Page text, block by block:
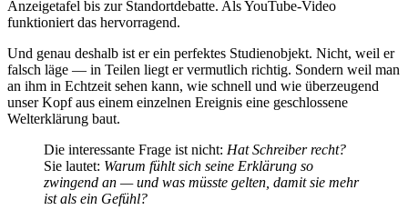
Anzeigetafel bis zur Standortdebatte. Als YouTube-Video
funktioniert das hervorragend.
Und genau deshalb ist er ein perfektes Studienobjekt. Nicht, weil er
falsch läge — in Teilen liegt er vermutlich richtig. Sondern weil man
an ihm in Echtzeit sehen kann, wie schnell und wie überzeugend
unser Kopf aus einem einzelnen Ereignis eine geschlossene
Welterklärung baut.
Die interessante Frage ist nicht: Hat Schreiber recht?
Sie lautet: Warum fühlt sich seine Erklärung so
zwingend an — und was müsste gelten, damit sie mehr
ist als ein Gefühl?